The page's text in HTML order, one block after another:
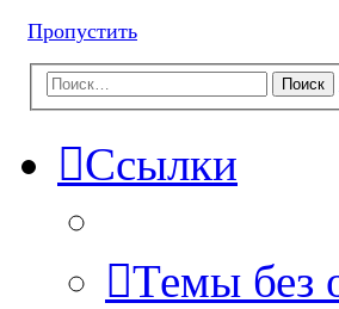
Пропустить
Поиск
Ссылки
Темы без